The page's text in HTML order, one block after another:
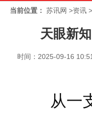
当前位置： 苏讯网 >资讯 >
天眼新
时间：2025-09-16
从一